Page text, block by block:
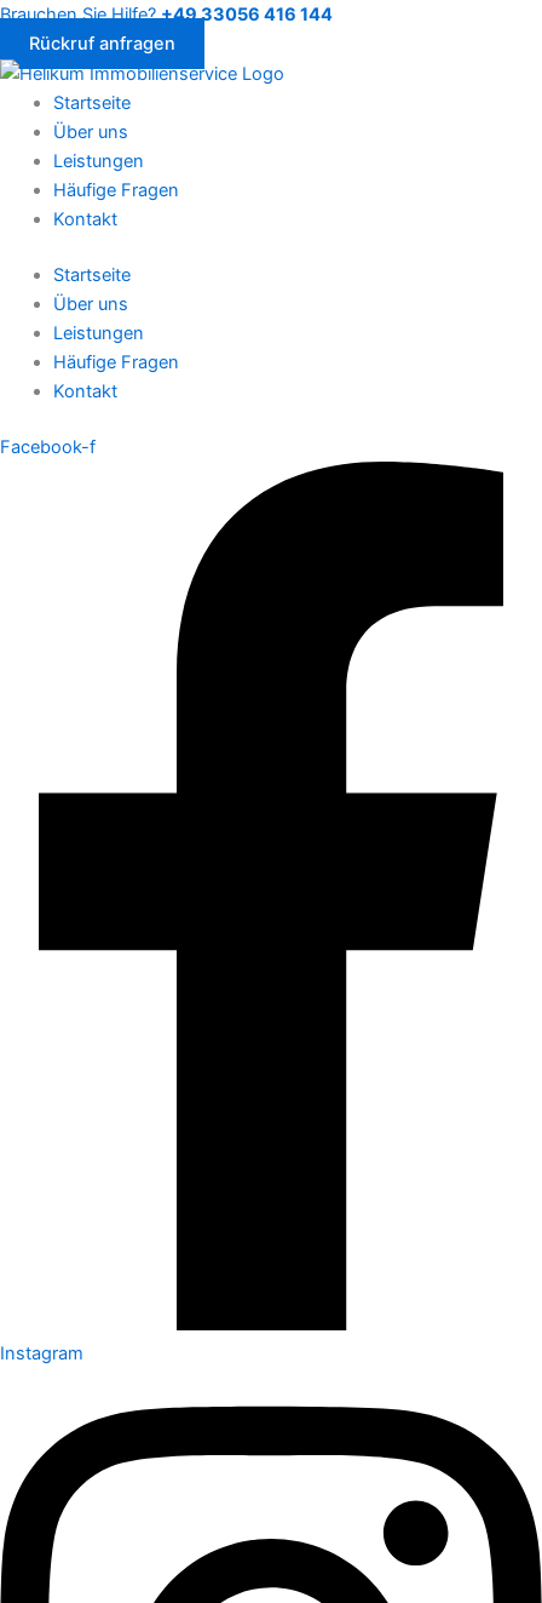
Skip
content
Brauchen Sie Hilfe?+49 33056 416 144
Rückruf anfragen
Startseite
Über uns
Leistungen
Häufige Fragen
Kontakt
Startseite
Über uns
Leistungen
Häufige Fragen
Kontakt
Facebook-f
Instagram